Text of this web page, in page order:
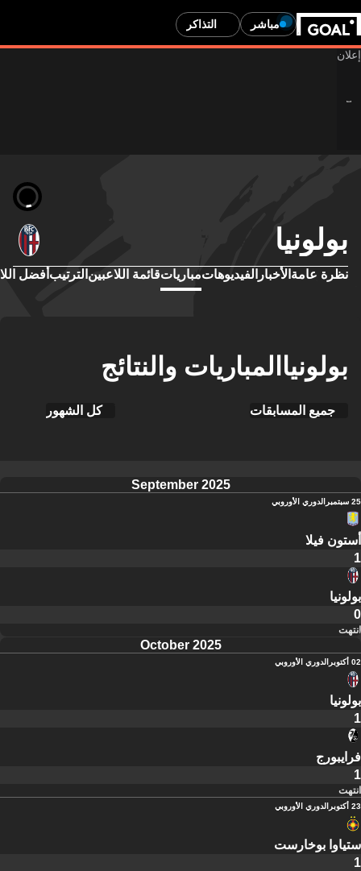
مباشر التذاكر
بولونيا
نظرة عامة الأخبار الفيديوهاتمبارياتقائمة اللاعبين الترتيب أفضل
بولونياالمباريات والنتائج
جميع المسابقات كل الشهور
September 2025
25 سبتمبر الدوري الأوروبي
أستون فيلا
1
بولونيا
0
انتهت
October 2025
02 أكتوبر الدوري الأوروبي
بولونيا
1
فرايبورج
1
انتهت
23 أكتوبر الدوري الأوروبي
ستياوا بوخارست
1